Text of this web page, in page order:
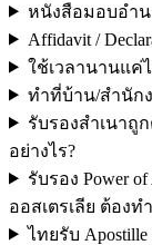
หนังสือมอบอำน
Affidavit /
ใช้เวลานานแค่
ทำที่บ้าน/สำนัก
รับรองสำเนาถูก
อย่างไร?
รับรอง Power
ออสเตรเลีย ต้องท
ไทยรับ